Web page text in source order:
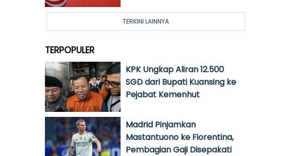
TERKINI LAINNYA
TERPOPULER
KPK Ungkap Aliran 12.500
SGD dari Bupati Kuansing ke
Pejabat Kemenhut
Madrid Pinjamkan
Mastantuono ke Fiorentina,
Pembagian Gaji Disepakati